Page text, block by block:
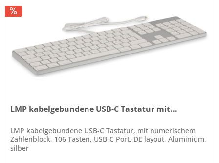
LMP kabelgebundene USB-C Tastatur mit...
LMP kabelgebundene USB-C Tastatur, mit numerischem
Zahlenblock, 106 Tasten, USB-C Port, DE layout, Aluminium,
silber